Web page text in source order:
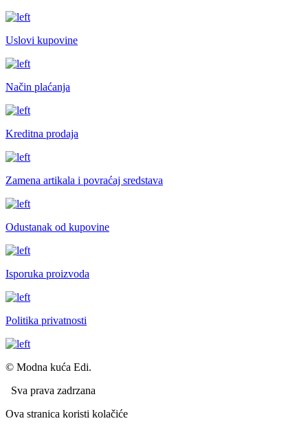
Uslovi kupovine
Način plaćanja
Kreditna prodaja
Zamena artikala i povraćaj sredstava
Odustanak od kupovine
Isporuka proizvoda
Politika privatnosti
© Modna kuća Edi.
Sva prava zadrzana
Ova stranica koristi kolačiće